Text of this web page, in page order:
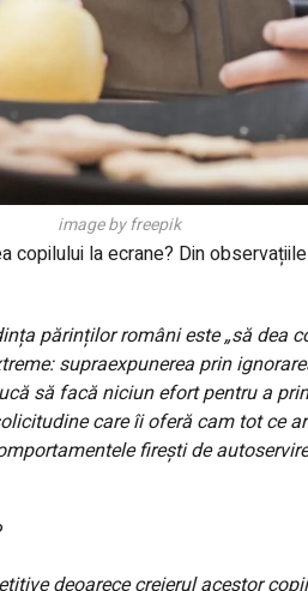
image by freepik
copilului la ecrane? Din
părinților români este „să dea
supraexpunerea prin
să facă niciun efort pentru a
care îi oferă cam tot ce
firești de